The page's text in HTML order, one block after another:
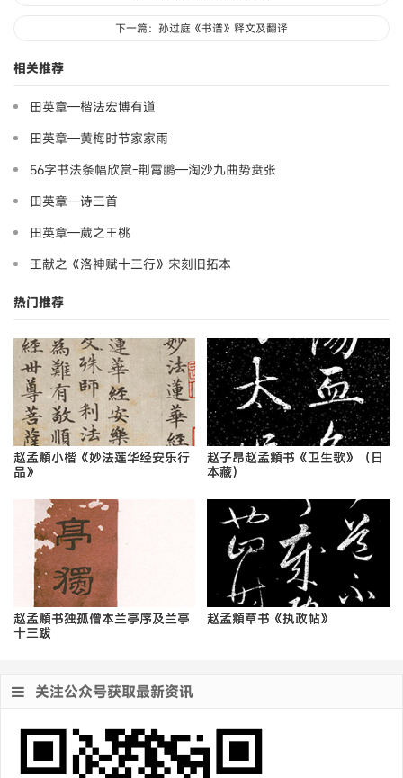
下一篇：孙过庭《书谱》释文及翻译
相关推荐
田英章—楷法宏博有道
田英章—黄梅时节家家雨
56字书法条幅欣赏-荆霄鹏—淘沙九曲势贲张
田英章—诗三首
田英章—葳之王桃
王献之《洛神赋十三行》宋刻旧拓本
热门推荐
赵孟頫小楷《妙法莲华经安乐行
品》
赵子昂赵孟頫书《卫生歌》（日
本藏）
赵孟頫书独孤僧本兰亭序及兰亭
十三跋
赵孟頫草书《执政帖》
关注公众号获取最新资讯